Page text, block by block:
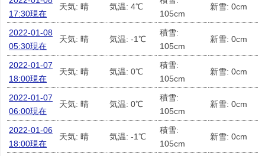
17:30現在
天気: 晴 気温: 4℃
105cm
新雪: 0cm
2022-01-08
05:30現在
天気: 晴 気温: -1℃
積雪:
105cm
新雪: 0cm
2022-01-07
18:00現在
天気: 晴 気温: 0℃
積雪:
105cm
新雪: 0cm
2022-01-07
06:00現在
天気: 晴 気温: 0℃
積雪:
105cm
新雪: 0cm
2022-01-06
18:00現在
天気: 晴 気温: -1℃
積雪:
105cm
新雪: 0cm